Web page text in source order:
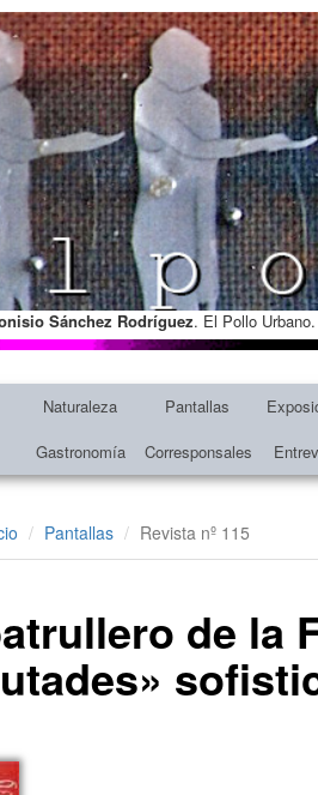
Sánchez Rodríguez. El Pollo
Naturaleza Pantallas
Gastronomía Corresponsales
Pantallas Revista nº 115
de la